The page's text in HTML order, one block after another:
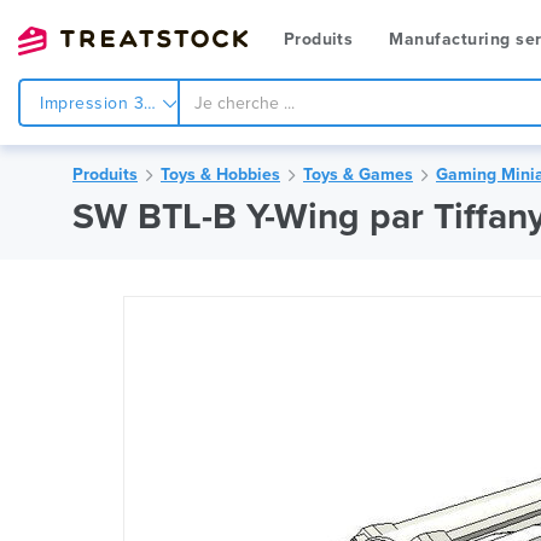
Produits Manufacturing
Impression 3d
Produits Toys & Hobbies Toys & Games Gaming
SW BTL-B Y-Wing par